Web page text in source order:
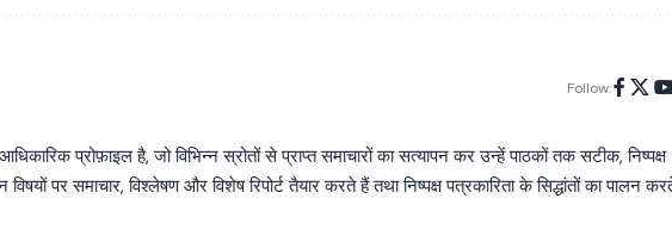
Follow:
प्रोफ़ाइल है, जो विभिन्न स्रोतों से प्राप्त समाचारों का सत्यापन कर उन्हें पाठकों तक सटीक, निष्पक्ष
पर समाचार, विश्लेषण और विशेष रिपोर्ट तैयार करते हैं तथा निष्पक्ष पत्रकारिता के सिद्धांतों का पालन